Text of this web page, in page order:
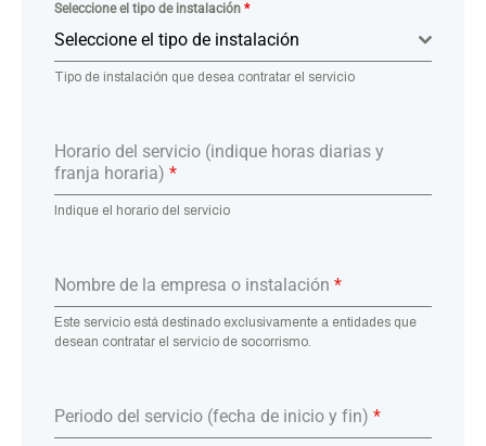
Seleccione el tipo de instalación *
Seleccione el tipo de instalación
Tipo de instalación que desea contratar el servicio
Horario del servicio (indique horas diarias y
franja horaria) *
Indique el horario del servicio
Nombre de la empresa o instalación *
Este servicio está destinado exclusivamente a entidades que
desean contratar el servicio de socorrismo.
Periodo del servicio (fecha de inicio y fin) *